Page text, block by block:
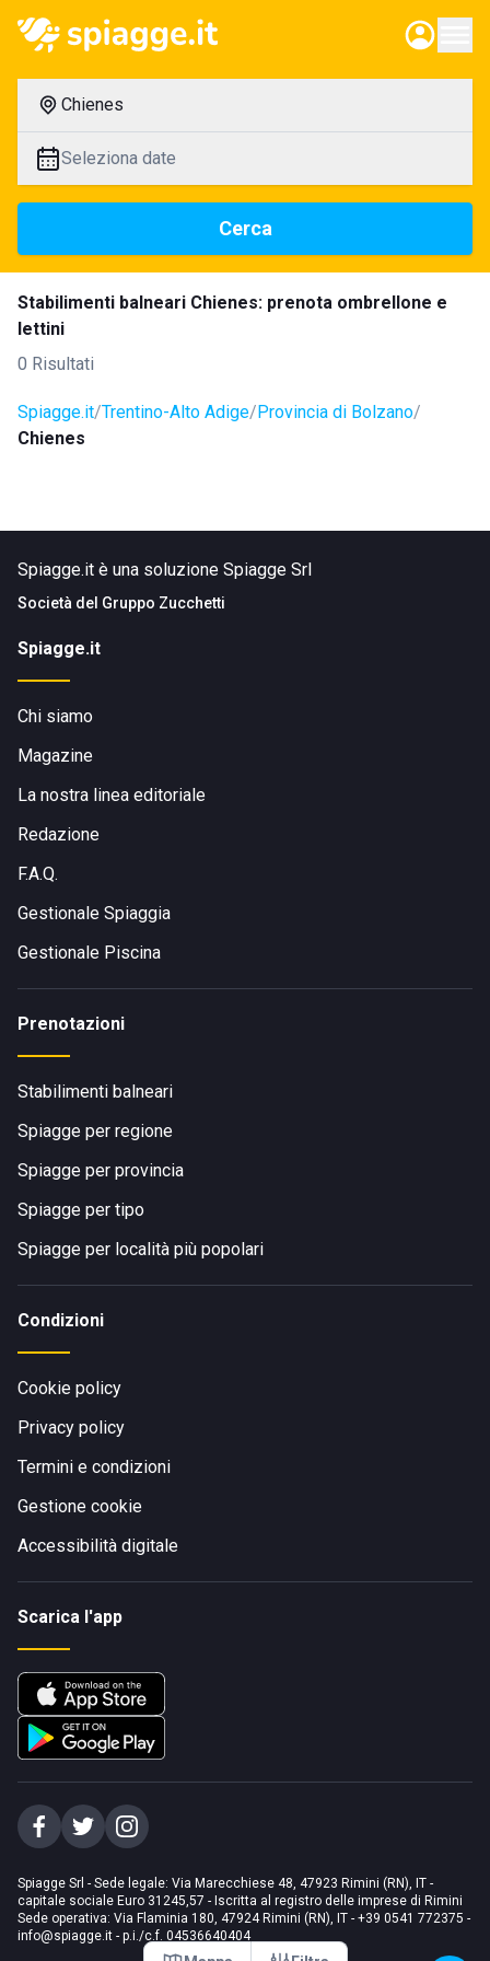
Chienes
Seleziona date
Cerca
Stabilimenti balneari Chienes: prenota ombrellone e
lettini
0 Risultati
Spiagge.it Trentino-Alto Adige Provincia di Bolzano
Chienes
Spiagge.it è una soluzione Spiagge Srl
Società del Gruppo Zucchetti
Spiagge.it
Chi siamo
Magazine
La nostra linea editoriale
Redazione
F.A.Q.
Gestionale Spiaggia
Gestionale Piscina
Prenotazioni
Stabilimenti balneari
Spiagge per regione
Spiagge per provincia
Spiagge per tipo
Spiagge per località più popolari
Condizioni
Cookie policy
Privacy policy
Termini e condizioni
Gestione cookie
Accessibilità digitale
Scarica l'app
Spiagge Srl - Sede legale: Via Marecchiese 48, 47923 Rimini (RN), IT -
capitale sociale Euro 31245,57 - Iscritta al registro delle imprese di Rimini
Sede operativa: Via Flaminia 180, 47924 Rimini (RN), IT - +39 0541 772375 -
info@spiagge.it - p.i./c.f. 04536640404